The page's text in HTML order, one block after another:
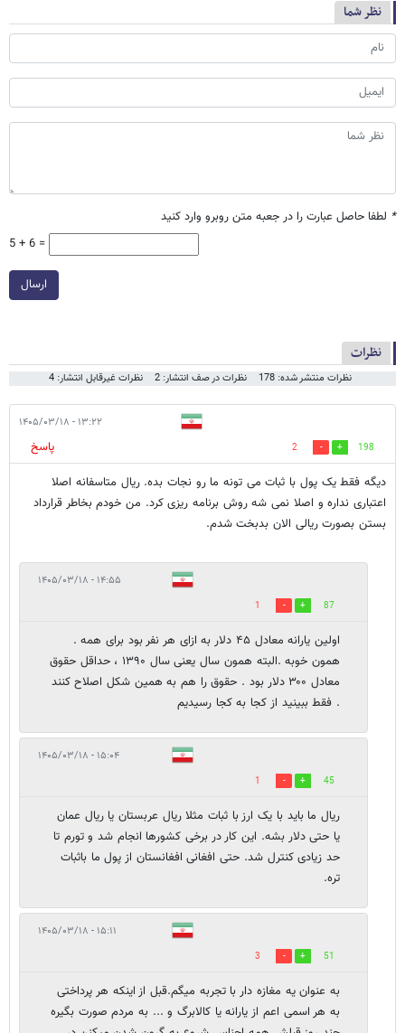
نظر شما
* لطفا حاصل عبارت را در جعبه متن روبرو وارد کنید
5 + 6 =
ارسال
نظرات
نظرات منتشر شده: 178 نظرات در صف انتشار: 2 نظرات غیرقابل انتشار: 4
۱۳:۲۲ - ۱۴۰۵/۰۳/۱۸
198
2
پاسخ
دیگه فقط یک پول با ثبات می تونه ما رو نجات بده. ریال متاسفانه اصلا
اعتباری نداره و اصلا نمی شه روش برنامه ریزی کرد. من خودم بخاطر قرارداد
بستن بصورت ریالی الان بدبخت شدم.
۱۴:۵۵ - ۱۴۰۵/۰۳/۱۸
87
1
اولین یارانه معادل ۴۵ دلار به ازای هر نفر بود برای همه .
همون خوبه .البته همون سال یعنی سال ۱۳۹۰ ، حداقل حقوق
معادل ۳۰۰ دلار بود . حقوق را هم به همین شکل اصلاح کنند
. فقط ببینید از کجا به کجا رسیدیم
۱۵:۰۴ - ۱۴۰۵/۰۳/۱۸
45
1
ریال ما باید با یک ارز با ثبات مثلا ریال عربستان یا ریال عمان
یا حتی دلار بشه. این کار در برخی کشورها انجام شد و تورم تا
حد زیادی کنترل شد. حتی افغانی افغانستان از پول ما باثبات
تره.
۱۵:۱۱ - ۱۴۰۵/۰۳/۱۸
51
3
به عنوان یه مغازه دار با تجربه میگم.قبل از اینکه هر پرداختی
به هر اسمی اعم از یارانه یا کالابرگ و ... به مردم صورت بگیره